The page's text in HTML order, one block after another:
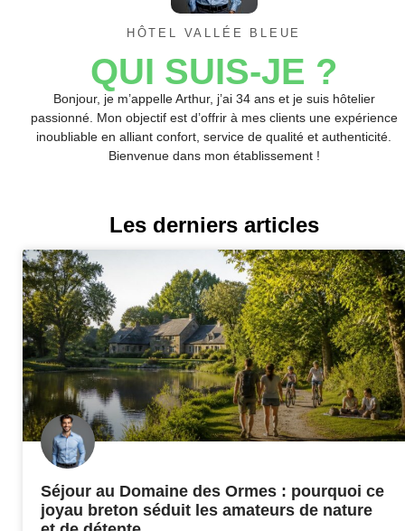
HÔTEL VALLÉE BLEUE
QUI SUIS-JE ?
Bonjour, je m’appelle Arthur, j’ai 34 ans et je suis hôtelier
passionné. Mon objectif est d’offrir à mes clients une expérience
inoubliable en alliant confort, service de qualité et authenticité.
Bienvenue dans mon établissement !
Les derniers articles
Séjour au Domaine des Ormes : pourquoi ce
joyau breton séduit les amateurs de nature